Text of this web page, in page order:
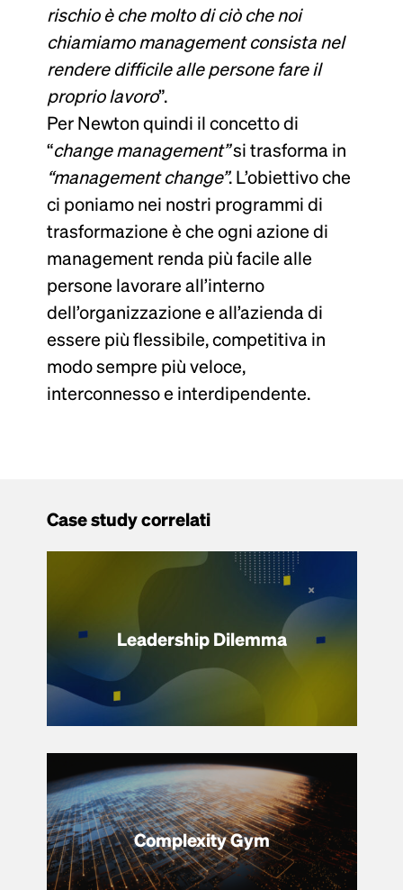
rischio è che molto di ciò che noi
chiamiamo management consista nel
rendere difficile alle persone fare il
proprio lavoro”.
Per Newton quindi il concetto di
“change management”si trasforma in
“management change”. L’obiettivo che
ci poniamo nei nostri programmi di
trasformazione è che ogni azione di
management renda più facile alle
persone lavorare all’interno
dell’organizzazione e all’azienda di
essere più flessibile, competitiva in
modo sempre più veloce,
interconnesso e interdipendente.
Case study correlati
Leadership Dilemma
Complexity Gym